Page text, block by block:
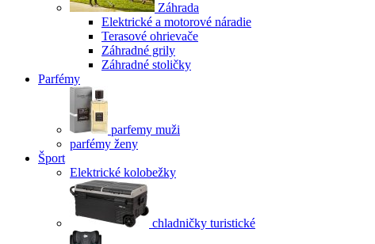
Záhrada
Elektrické a motorové náradie
Terasové ohrievače
Záhradné grily
Záhradné stoličky
Parfémy
parfemy muži
parfémy ženy
Šport
Elektrické kolobežky
chladničky turistické